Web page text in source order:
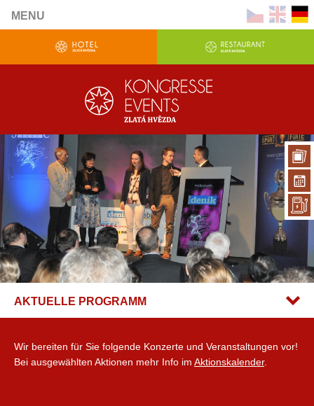
MENU
AKTUELLE PROGRAMM
Wir bereiten für Sie folgende Konzerte und Veranstaltungen vor!
Bei ausgewählten Aktionen mehr Info im Aktionskalender.